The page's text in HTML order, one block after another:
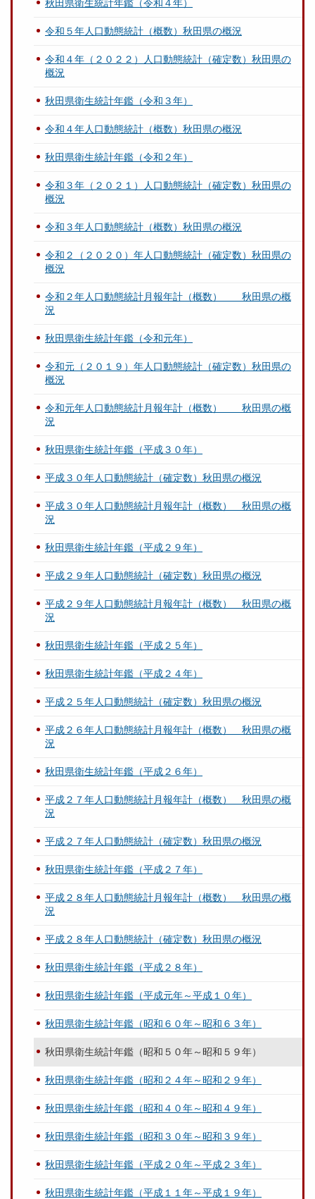
秋田県衛生統計年鑑（令和４年）
令和５年人口動態統計（概数）秋田県の概況
令和４年（２０２２）人口動態統計（確定数）秋田県の
概況
秋田県衛生統計年鑑（令和３年）
令和４年人口動態統計（概数）秋田県の概況
秋田県衛生統計年鑑（令和２年）
令和３年（２０２１）人口動態統計（確定数）秋田県の
概況
令和３年人口動態統計（概数）秋田県の概況
令和２（２０２０）年人口動態統計（確定数）秋田県の
概況
令和２年人口動態統計月報年計（概数） 秋田県の概
況
秋田県衛生統計年鑑（令和元年）
令和元（２０１９）年人口動態統計（確定数）秋田県の
概況
令和元年人口動態統計月報年計（概数） 秋田県の概
況
秋田県衛生統計年鑑（平成３０年）
平成３０年人口動態統計（確定数）秋田県の概況
平成３０年人口動態統計月報年計（概数） 秋田県の概
況
秋田県衛生統計年鑑（平成２９年）
平成２９年人口動態統計（確定数）秋田県の概況
平成２９年人口動態統計月報年計（概数） 秋田県の概
況
秋田県衛生統計年鑑（平成２５年）
秋田県衛生統計年鑑（平成２４年）
平成２５年人口動態統計（確定数）秋田県の概況
平成２６年人口動態統計月報年計（概数） 秋田県の概
況
秋田県衛生統計年鑑（平成２６年）
平成２７年人口動態統計月報年計（概数） 秋田県の概
況
平成２７年人口動態統計（確定数）秋田県の概況
秋田県衛生統計年鑑（平成２７年）
平成２８年人口動態統計月報年計（概数） 秋田県の概
況
平成２８年人口動態統計（確定数）秋田県の概況
秋田県衛生統計年鑑（平成２８年）
秋田県衛生統計年鑑（平成元年～平成１０年）
秋田県衛生統計年鑑（昭和６０年～昭和６３年）
秋田県衛生統計年鑑（昭和５０年～昭和５９年）
秋田県衛生統計年鑑（昭和２４年～昭和２９年）
秋田県衛生統計年鑑（昭和４０年～昭和４９年）
秋田県衛生統計年鑑（昭和３０年～昭和３９年）
秋田県衛生統計年鑑（平成２０年～平成２３年）
秋田県衛生統計年鑑（平成１１年～平成１９年）